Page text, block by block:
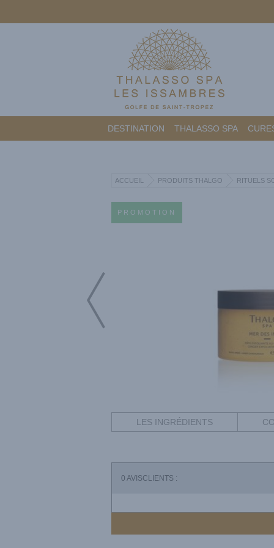
DESTINATION THALASSO SPA
ACCUEIL PRODUITS THALGO RITUELS
PROMOTION
LES INGRÉDIENTS
0 AVISCLIENTS :